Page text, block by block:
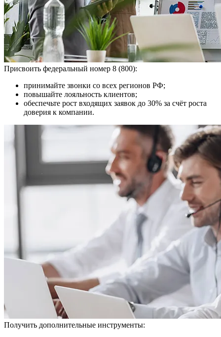
Присвоить федеральный номер 8 (800):
принимайте звонки со всех регионов РФ;
повышайте лояльность клиентов;
обеспечьте рост входящих заявок до 30% за счёт роста
доверия к компании.
Получить дополнительные инструменты: